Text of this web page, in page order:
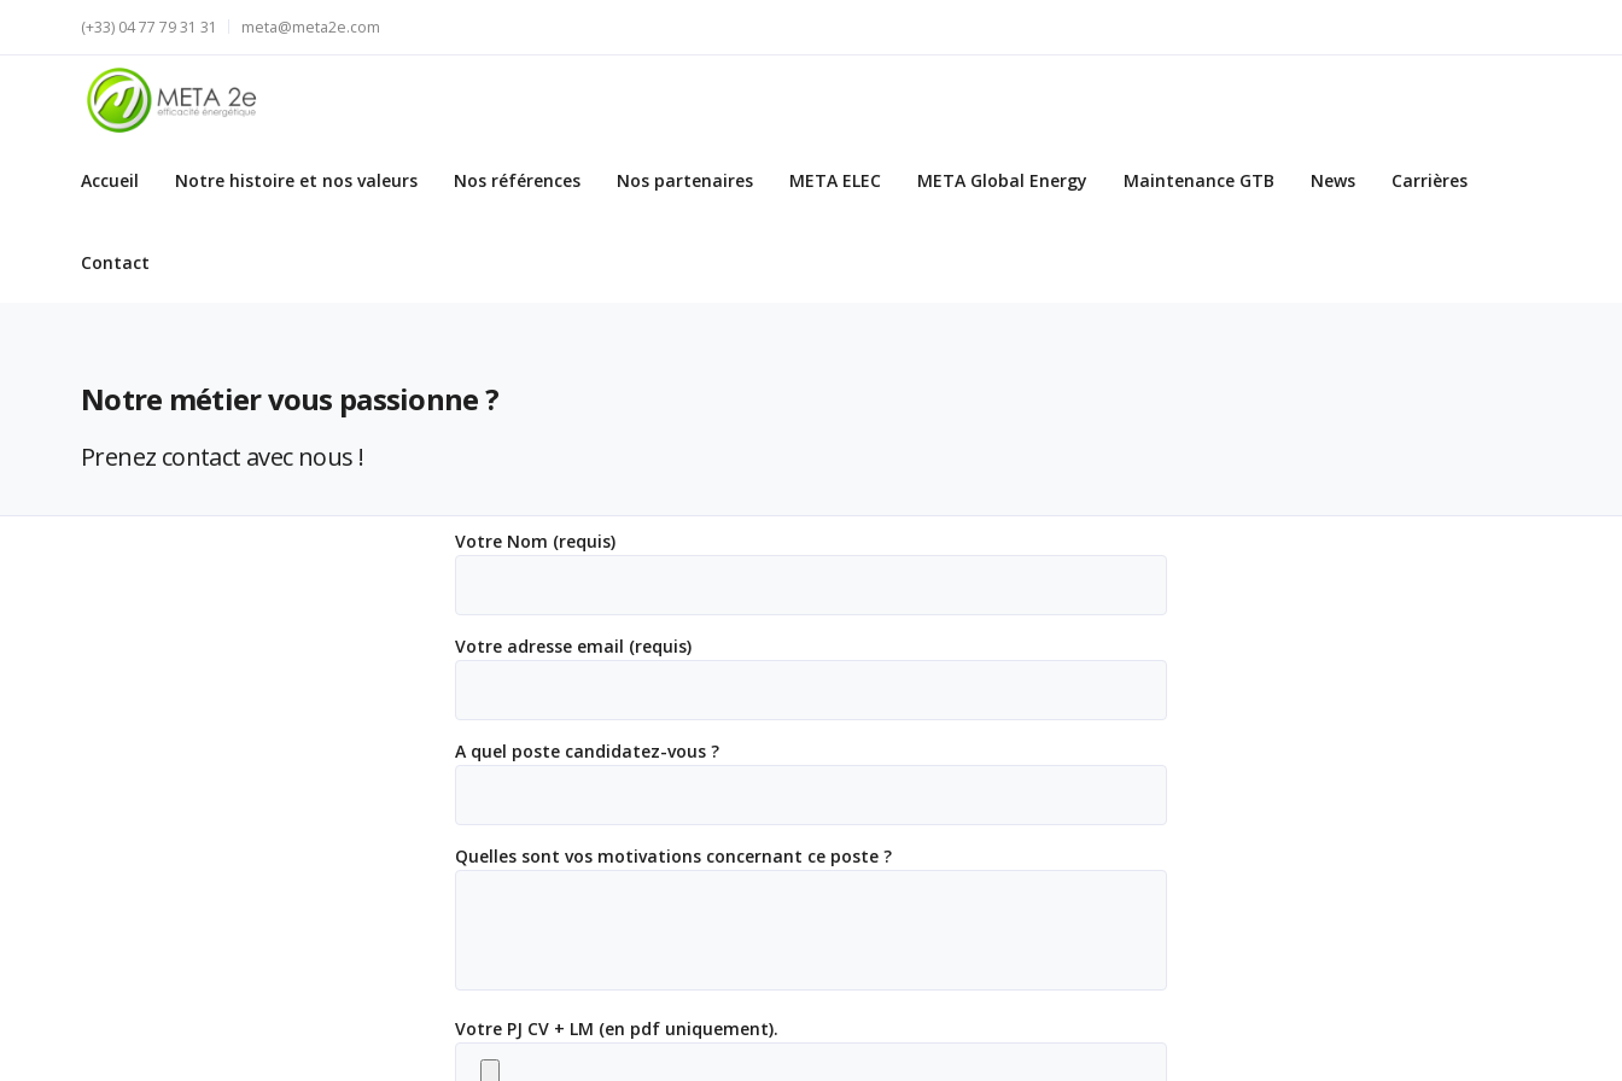
(+33) 04 77 79 31 31 meta@meta2e.com
Accueil Notre histoire et nos valeurs Nos références Nos partenaires META ELEC META Global Energy Maintenance GTB News Carrières
Contact
Notre métier vous passionne ?
Prenez contact avec nous !
Votre Nom (requis)
Votre adresse email (requis)
A quel poste candidatez-vous ?
Quelles sont vos motivations concernant ce poste ?
Votre PJ CV + LM (en pdf uniquement).